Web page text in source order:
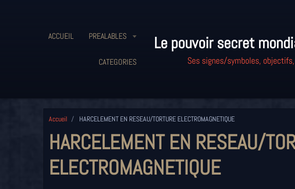
ACCUEIL PREALABLES
CATEGORIES
Le pouvoir secret
Ses signes/symboles,
Accueil HARCELEMENT EN RESEAU/TORTURE ELECTROMAGNETIQUE
HARCELEMENT EN RESEAU/
ELECTROMAGNETIQUE